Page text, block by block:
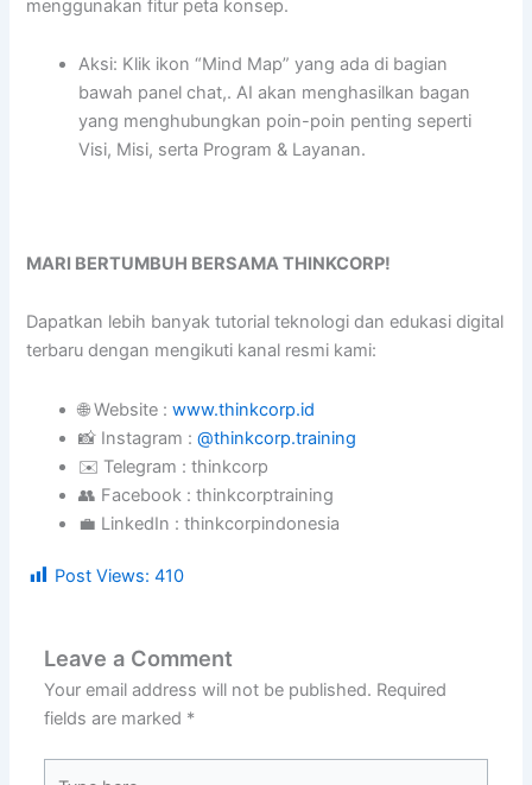
menggunakan fitur peta konsep.
Aksi: Klik ikon “Mind Map” yang ada di bagian
bawah panel chat,. AI akan menghasilkan bagan
yang menghubungkan poin-poin penting seperti
Visi, Misi, serta Program & Layanan.
MARI BERTUMBUH BERSAMA THINKCORP!
Dapatkan lebih banyak tutorial teknologi dan edukasi digital
terbaru dengan mengikuti kanal resmi kami:
🌐 Website :www.thinkcorp.id
📸 Instagram :@thinkcorp.training
✉️ Telegram : thinkcorp
👥 Facebook : thinkcorptraining
💼 LinkedIn : thinkcorpindonesia
Post Views: 410
Leave a Comment
Your email address will not be published. Required
fields are marked *